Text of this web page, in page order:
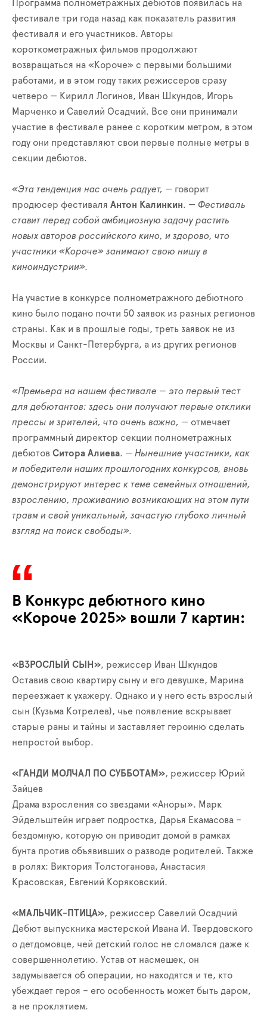
Программа полнометражных дебютов появилась на
фестивале три года назад как показатель развития
фестиваля и его участников. Авторы
короткометражных фильмов продолжают
возвращаться на «Короче» с первыми большими
работами, и в этом году таких режиссеров сразу
четверо — Кирилл Логинов, Иван Шкундов, Игорь
Марченко и Савелий Осадчий. Все они принимали
участие в фестивале ранее с коротким метром, в этом
году они представляют свои первые полные метры в
секции дебютов.
«Эта тенденция нас очень радует, — говорит
продюсер фестиваля Антон Калинкин. — Фестиваль
ставит перед собой амбициозную задачу растить
новых авторов российского кино, и здорово, что
участники «Короче» занимают свою нишу в
киноиндустрии».
На участие в конкурсе полнометражного дебютного
кино было подано почти 50 заявок из разных регионов
страны. Как и в прошлые годы, треть заявок не из
Москвы и Санкт-Петербурга, а из других регионов
России.
«Премьера на нашем фестивале — это первый тест
для дебютантов: здесь они получают первые отклики
прессы и зрителей, что очень важно, — отмечает
программный директор секции полнометражных
дебютов Ситора Алиева. — Нынешние участники, как
и победители наших прошлогодних конкурсов, вновь
демонстрируют интерес к теме семейных отношений,
взрослению, проживанию возникающих на этом пути
травм и свой уникальный, зачастую глубоко личный
взгляд на поиск свободы».
В Конкурс дебютного кино
«Короче 2025» вошли 7 картин:
«ВЗРОСЛЫЙ СЫН», режиссер Иван Шкундов
Оставив свою квартиру сыну и его девушке, Марина
переезжает к ухажеру. Однако и у него есть взрослый
сын (Кузьма Котрелев), чье появление вскрывает
старые раны и тайны и заставляет героиню сделать
непростой выбор.
«ГАНДИ МОЛЧАЛ ПО СУББОТАМ», режиссер Юрий
Зайцев
Драма взросления со звездами «Аноры». Марк
Эйдельштейн играет подростка, Дарья Екамасова –
бездомную, которую он приводит домой в рамках
бунта против объявивших о разводе родителей. Также
в ролях: Виктория Толстоганова, Анастасия
Красовская, Евгений Коряковский.
«МАЛЬЧИК-ПТИЦА», режиссер Савелий Осадчий
Дебют выпускника мастерской Ивана И. Твердовского
о детдомовце, чей детский голос не сломался даже к
совершеннолетию. Устав от насмешек, он
задумывается об операции, но находятся и те, кто
убеждает героя – его особенность может быть даром,
а не проклятием.